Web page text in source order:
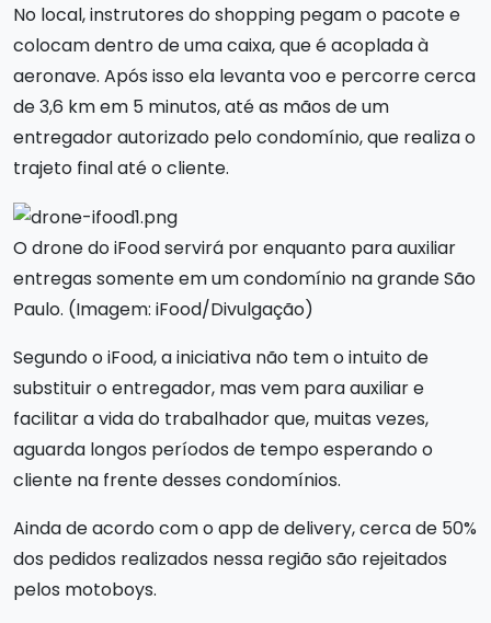
No local, instrutores do shopping pegam o pacote e
colocam dentro de uma caixa, que é acoplada à
aeronave. Após isso ela levanta voo e percorre cerca
de 3,6 km em 5 minutos, até as mãos de um
entregador autorizado pelo condomínio, que realiza o
trajeto final até o cliente.
O drone do iFood servirá por enquanto para auxiliar
entregas somente em um condomínio na grande São
Paulo. (Imagem: iFood/Divulgação)
Segundo o iFood, a iniciativa não tem o intuito de
substituir o entregador, mas vem para auxiliar e
facilitar a vida do trabalhador que, muitas vezes,
aguarda longos períodos de tempo esperando o
cliente na frente desses condomínios.
Ainda de acordo com o app de delivery, cerca de 50%
dos pedidos realizados nessa região são rejeitados
pelos motoboys.